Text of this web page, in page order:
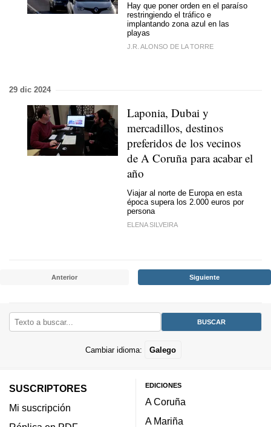
Hay que poner orden en el paraíso
restringiendo el tráfico e
implantando zona azul en las
playas
J.R. ALONSO DE LA TORRE
29 dic 2024
Laponia, Dubai y
mercadillos, destinos
preferidos de los vecinos
de A Coruña para acabar el
año
Viajar al norte de Europa en esta
época supera los 2.000 euros por
persona
ELENA SILVEIRA
Anterior Siguiente
Cambiar idioma: Galego
SUSCRIPTORES
Mi suscripción
EDICIONES
A Coruña
A Mariña